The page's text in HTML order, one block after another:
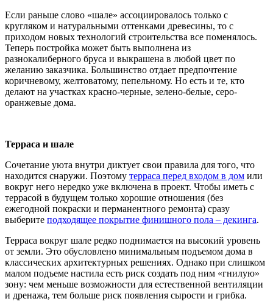
Если раньше слово «шале» ассоциировалось только с
кругляком и натуральными оттенками древесины, то с
приходом новых технологий строительства все поменялось.
Теперь постройка может быть выполнена из
разнокалиберного бруса и выкрашена в любой цвет по
желанию заказчика. Большинство отдает предпочтение
коричневому, желтоватому, пепельному. Но есть и те, кто
делают на участках красно-черные, зелено-белые, серо-
оранжевые дома.
Терраса и шале
Сочетание уюта внутри диктует свои правила для того, что
находится снаружи. Поэтому терраса перед входом в дом или
вокруг него нередко уже включена в проект. Чтобы иметь с
террасой в будущем только хорошие отношения (без
ежегодной покраски и перманентного ремонта) сразу
выберите подходящее покрытие финишного пола – декинга.
Терраса вокруг шале редко поднимается на высокий уровень
от земли. Это обусловлено минимальным подъемом дома в
классических архитектурных решениях. Однако при слишком
малом подъеме настила есть риск создать под ним «гнилую»
зону: чем меньше возможности для естественной вентиляции
и дренажа, тем больше риск появления сырости и грибка.